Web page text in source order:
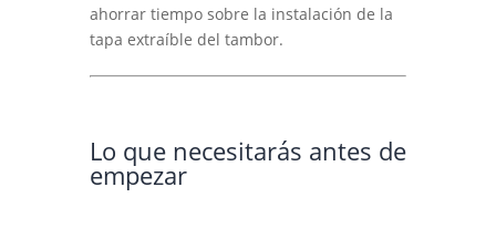
ahorrar tiempo sobre la instalación de la
tapa extraíble del tambor.
Lo que necesitarás antes de
empezar